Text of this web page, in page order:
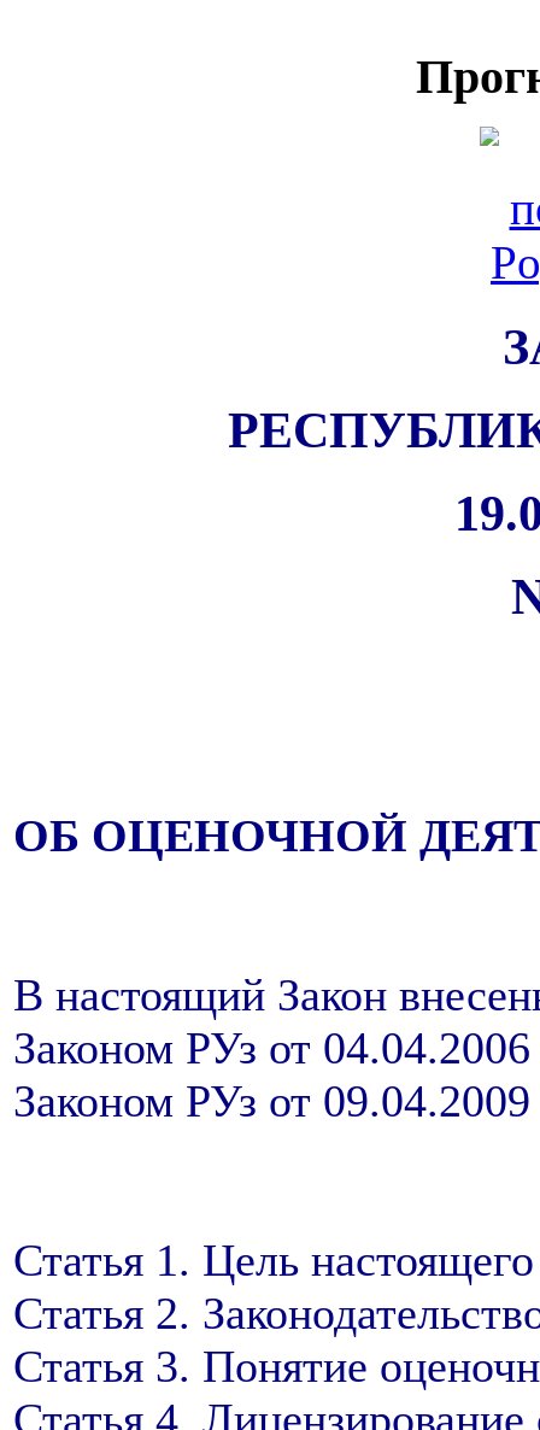
ОБ ОЦЕНОЧНОЙ
В настоящий Закон
Законом РУз от
Законом РУз от
Статья 1. Цель
Статья 2.
Статья 3. Понятие
Статья 4.